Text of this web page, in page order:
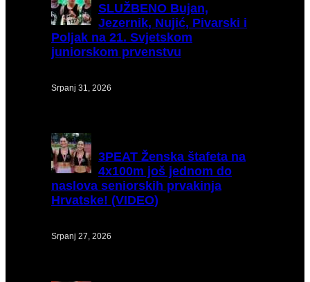
SLUŽBENO Bujan,
Jezernik, Nujić, Pivarski i
Poljak na 21. Svjetskom
juniorskom prvenstvu
Srpanj 31, 2026
3PEAT Ženska štafeta na
4x100m još jednom do
naslova seniorskih prvakinja
Hrvatske! (VIDEO)
Srpanj 27, 2026